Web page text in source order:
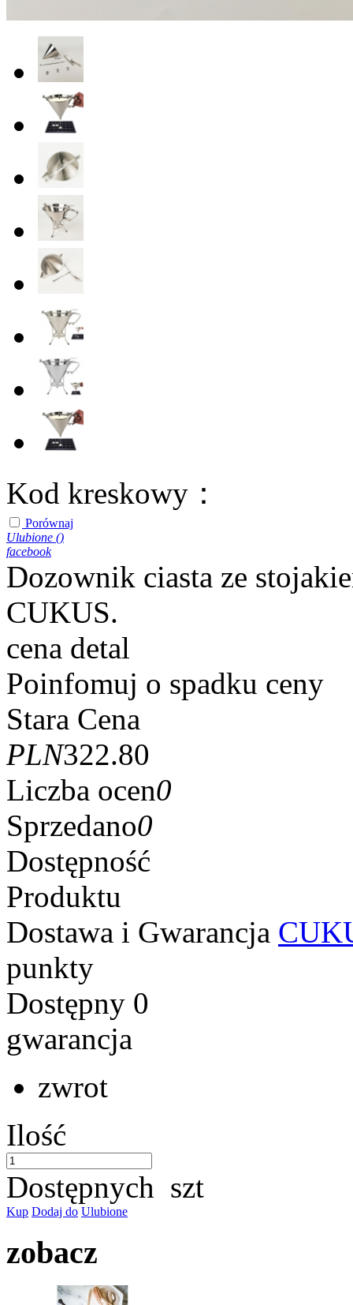
Kod kreskowy：
Porównaj
Ulubione ()
facebook
Dozownik ciasta ze
CUKUS.
cena detal
Poinfomuj o spadku ceny
Stara Cena
PLN322.80
Liczba ocen0
Sprzedano0
Dostępność
Produktu
Dostawa i Gwarancja
punkty
Dostępny 0
gwarancja
zwrot
Ilość
Dostępnych szt
Kup Dodaj do Ulubione
zobacz